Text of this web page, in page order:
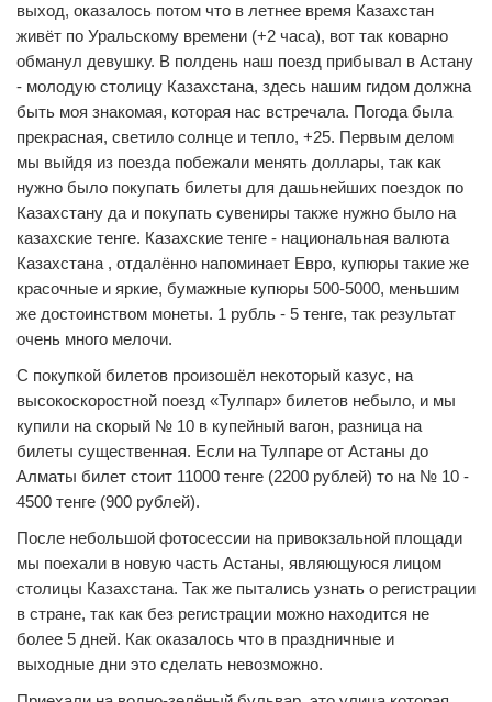
выход, оказалось потом что в летнее время Казахстан
живёт по Уральскому времени (+2 часа), вот так коварно
обманул девушку. В полдень наш поезд прибывал в Астану
- молодую столицу Казахстана, здесь нашим гидом должна
быть моя знакомая, которая нас встречала. Погода была
прекрасная, светило солнце и тепло, +25. Первым делом
мы выйдя из поезда побежали менять доллары, так как
нужно было покупать билеты для дашьнейших поездок по
Казахстану да и покупать сувениры также нужно было на
казахские тенге. Казахские тенге - национальная валюта
Казахстана , отдалённо напоминает Евро, купюры такие же
красочные и яркие, бумажные купюры 500-5000, меньшим
же достоинством монеты. 1 рубль - 5 тенге, так результат
очень много мелочи.
С покупкой билетов произошёл некоторый казус, на
высокоскоростной поезд «Тулпар» билетов небыло, и мы
купили на скорый № 10 в купейный вагон, разница на
билеты существенная. Если на Тулпаре от Астаны до
Алматы билет стоит 11000 тенге (2200 рублей) то на № 10 -
4500 тенге (900 рублей).
После небольшой фотосессии на привокзальной площади
мы поехали в новую часть Астаны, являющуюся лицом
столицы Казахстана. Так же пытались узнать о регистрации
в стране, так как без регистрации можно находится не
более 5 дней. Как оказалось что в праздничные и
выходные дни это сделать невозможно.